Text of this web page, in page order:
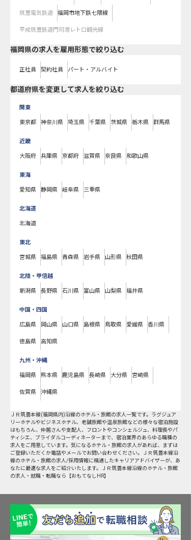
筑豊電気鉄道 福岡市地下鉄七隈線
平成筑豊鉄道門司港レトロ観光線
福岡県の求人を雇用形態で絞り込む
正社員 契約社員 パート・アルバイト
都道府県を変更して求人を絞り込む
関東
東京都 神奈川県 埼玉県 千葉県 茨城県 栃木県 群馬県
近畿
大阪府 兵庫県 京都府 滋賀県 奈良県 和歌山県
東海
愛知県 静岡県 岐阜県 三重県
北海道
北海道
東北
宮城県 福島県 青森県 岩手県 山形県 秋田県
北陸・甲信越
新潟県 長野県 石川県 富山県 山梨県 福井県
中国・四国
広島県 岡山県 山口県 島根県 鳥取県 愛媛県 香川県
徳島県 高知県
九州・沖縄
福岡県 熊本県 鹿児島県 長崎県 大分県 宮崎県
佐賀県 沖縄県
ＪＲ筑豊本線(福岡県内)沿線のホテル・旅館の求人一覧です。ラグジュア
リーホテルやビジネスホテル、老舗旅館や温泉旅館などの様々な宿泊施設
はもちろん、仲居さんや支配人、フロントやコンシェルジュ、料理長やパ
ティシエ、ブライダルコーディネーターまで、宿泊業界のあらゆる職種の
求人をご用意しています。気になるホテル・旅館の求人があれば、まずは
ご登録いただくか電話やメールでお問い合わせください。ＪＲ筑豊本線沿
線のホテル・旅館の求人/採用情報に精通したキャリアアドバイザーが、あ
なたに最適な求人をご紹介いたします。ＪＲ筑豊本線沿線のホテル・旅館
の求人・就職・転職なら【おもてなしHR】